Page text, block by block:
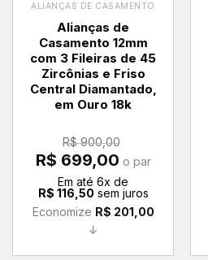
ALIANÇAS DE CASAMENTO
Alianças de
Casamento 12mm
com 3 Fileiras de 45
Zircônias e Friso
Central Diamantado,
em Ouro 18k
R$900,00
O
preço
R$ 900,00.
R$ 699,00preço
é:
R$ 699,00.
o par
Em até 6x de
R$ 116,50 sem juros
Economize R$ 201,00
↓